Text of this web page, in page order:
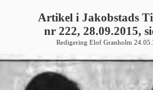
Artikel i Jakobstads
nr 222, 28.09.2015,
Redigering Elof Granholm